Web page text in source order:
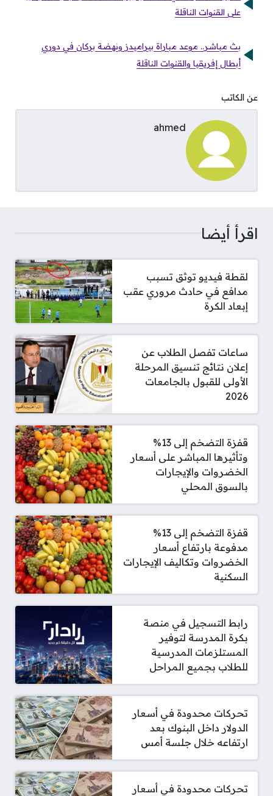
على القنوات الناقلة
بث مباشر.. موعد مباراة بيراميدز ونهضة بركان في دوري
أبطال إفريقيا والقنوات الناقلة
عن الكاتب
ahmed
اقرأ أيضا
لقطة فيديو توثق تسبب
مدافع في حادث مروري عقب
إبعاد الكرة
ساعات تفصل الطلاب عن
إعلان نتائج تنسيق المرحلة
الأولى للقبول بالجامعات
2026
قفزة التضخم إلى 13%
وتأثيرها المباشر على أسعار
الخضروات والإيجارات
بالسوق المحلي
قفزة التضخم إلى 13%
مدفوعة بارتفاع أسعار
الخضروات وتكاليف الإيجارات
السكنية
رابط التسجيل في منصة
بكرة المدرسة لتوفير
المستلزمات المدرسية
للطلاب بجميع المراحل
تحركات محدودة في أسعار
الدولار داخل البنوك بعد
ارتفاعه خلال جلسة أمس
تحركات محدودة في أسعار